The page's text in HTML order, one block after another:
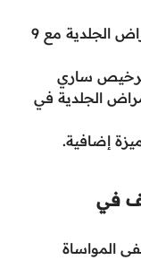
حاصلة على شهادة البورد في الأمراض الجلدية مع 9
ساري
الجلدية في
إضافية.
في
المواساة